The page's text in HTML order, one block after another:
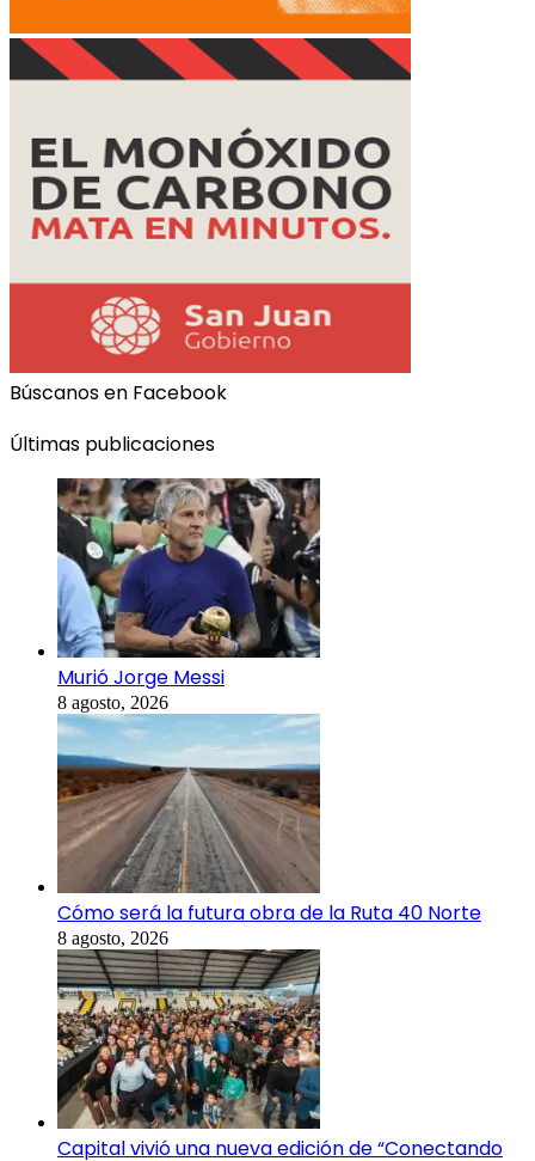
Búscanos en Facebook
Últimas publicaciones
Murió Jorge Messi
8 agosto, 2026
Cómo será la futura obra de la Ruta 40 Norte
8 agosto, 2026
Capital vivió una nueva edición de “Conectando